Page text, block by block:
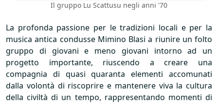
Il gruppo Lu Scattusu negli anni '70
La profonda passione per le tradizioni locali e per la
musica antica condusse Mimino Blasi a riunire un folto
gruppo di giovani e meno giovani intorno ad un
progetto importante, riuscendo a creare una
compagnia di quasi quaranta elementi accomunati
dalla volontà di riscoprire e mantenere viva la cultura
della civiltà di un tempo, rappresentando momenti di